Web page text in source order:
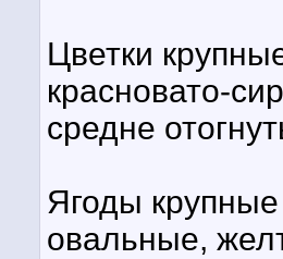
Цветки
красновато-
средне
Ягоды
овальные,